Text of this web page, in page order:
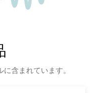
含まれています。